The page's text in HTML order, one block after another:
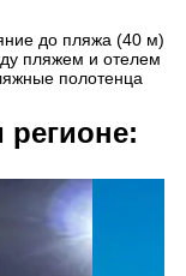
до пляжа (40 м)
пляжем и отелем
полотенца
регионе: